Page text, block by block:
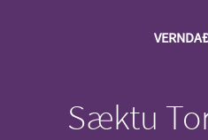
Sæktu